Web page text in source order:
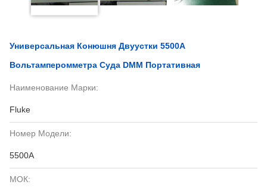
Универсальная Конюшня Двуустки 5500A
Вольтамперомметра Суда DMM Портативная
Наименование Марки:
Fluke
Номер Модели:
5500A
МОК: